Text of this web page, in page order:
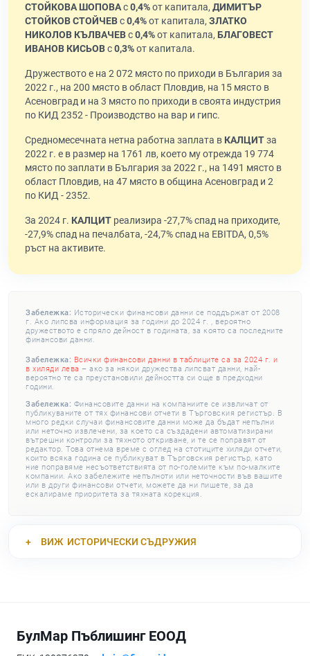
СТОЙКОВА ШОПОВАс0,4%от капитала, ДИМИТЪР
СТОЙКОВ СТОЙЧЕВс0,4%от капитала, ЗЛАТКО
НИКОЛОВ КЪЛВАЧЕВс0,4%от капитала, БЛАГОВЕСТ
ИВАНОВ КИСЬОВс0,3%от капитала.
Дружеството е на 2 072 място по приходи в България за
2022 г., на 200 място в област Пловдив, на 15 място в
Асеновград и на 3 място по приходи в своята индустрия
по КИД 2352 - Производство на вар и гипс.
Средномесечната нетна работна заплата в КАЛЦИТза
2022 г. е в размер на 1761 лв, което му отрежда 19 774
място по заплати в България за 2022 г., на 1491 място в
област Пловдив, на 47 място в община Асеновград и 2
по КИД - 2352.
За 2024 г. КАЛЦИТ реализира -27,7% спад на приходите,
-27,9% спад на печалбата, -24,7% спад на EBITDA, 0,5%
ръст на активите.
Забележка: Исторически финансови данни се поддържат от 2008
г. Ако липсва информация за години до 2024 г. , вероятно
дружеството е спряло дейност в годината, за която са последните
финансови данни.
Забележка: Всички финансови данни в таблиците са за 2024 г. и
в хиляди лева – ако за някои дружества липсват данни, най-
вероятно те са преустановили дейността си още в предходни
години.
Забележка: Финансовите данни на компаниите се извличат от
публикуваните от тях финансови отчети в Търговския регистър. В
много редки случаи финансовите данни може да бъдат непълни
или неточно извлечени, за което са създадени автоматизирани
вътрешни контроли за тяхното откриване, и те се поправят от
редактор. Това отнема време с оглед на стотиците хиляди отчети,
които всяка година се публикуват в Търговския регистър, като
ние поправяме несъответствията от по-големите към по-малките
компании. Ако забележите непълноти или неточности във вашите
или в други финансови отчети, можете да ни пишете, за да
ескалираме приоритета за тяхната корекция.
ВИЖ ИСТОРИЧЕСКИ СЪДРУЖИЯ
БулМар Пъблишинг ЕООД